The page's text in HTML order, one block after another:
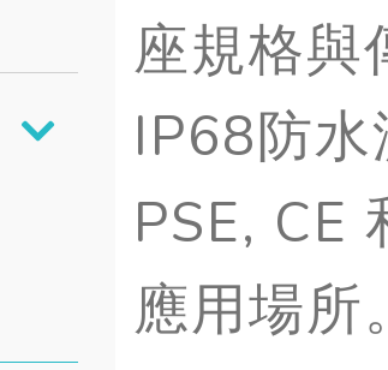
座規格與
IP68防
PSE, CE
應用場所。